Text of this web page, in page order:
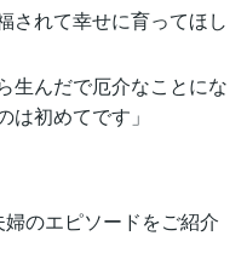
されて幸せに育ってほし
生んだで厄介なことにな
は初めてです」
のエピソードをご紹介